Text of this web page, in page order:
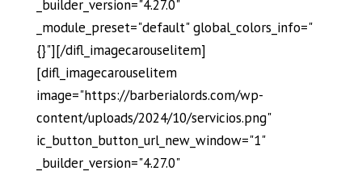
_builder_version="4.27.0"
_module_preset="default" global_colors_info="
{}"][/difl_imagecarouselitem]
[difl_imagecarouselitem
image="https://barberialords.com/wp-
content/uploads/2024/10/servicios.png"
ic_button_button_url_new_window="1"
_builder_version="4.27.0"